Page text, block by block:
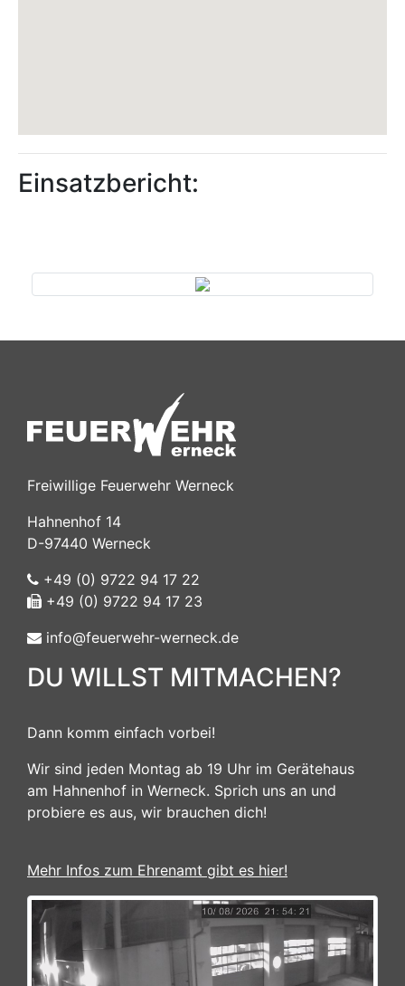
Einsatzbericht:
Previous Next
Freiwillige Feuerwehr Werneck
Hahnenhof 14
D-97440 Werneck
+49 (0) 9722 94 17 22
+49 (0) 9722 94 17 23
info@feuerwehr-werneck.de
DU WILLST MITMACHEN?
Dann komm einfach vorbei!
Wir sind jeden Montag ab 19 Uhr im Gerätehaus
am Hahnenhof in Werneck. Sprich uns an und
probiere es aus, wir brauchen dich!
Mehr Infos zum Ehrenamt gibt es hier!